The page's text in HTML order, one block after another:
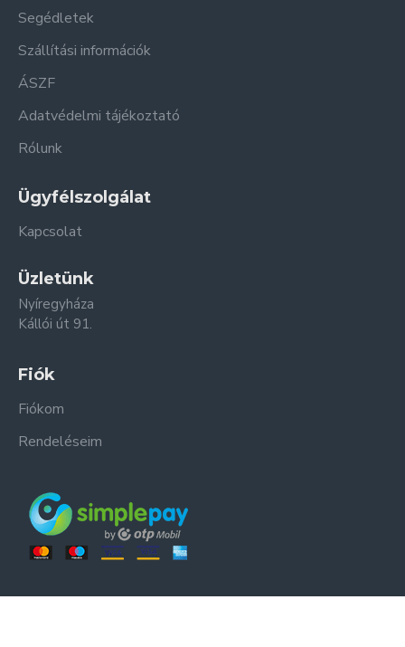
Segédletek
Szállítási információk
ÁSZF
Adatvédelmi tájékoztató
Rólunk
Ügyfélszolgálat
Kapcsolat
Üzletünk
Nyíregyháza
Kállói út 91.
Fiók
Fiókom
Rendeléseim